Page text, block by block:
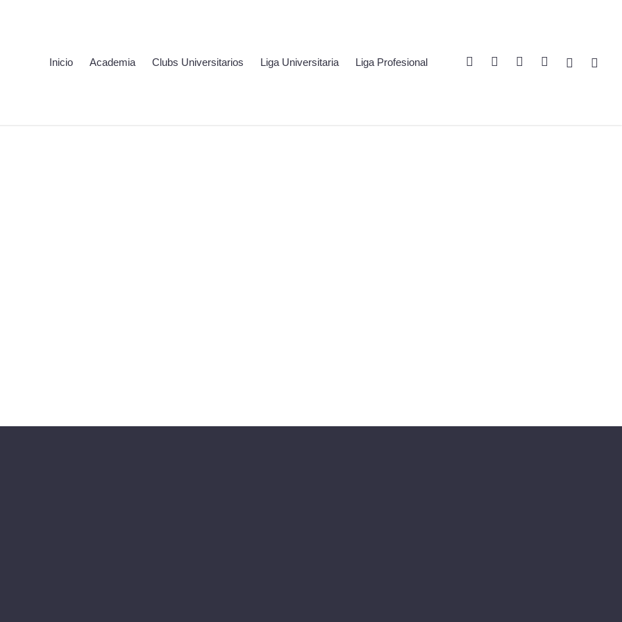
Inicio Academia Clubs Universitarios Liga Universitaria Liga Profesional Twitter LinkedinYoutubeInstagramSpotify Twitch